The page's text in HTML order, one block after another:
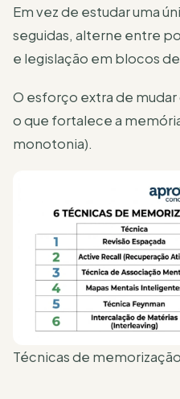
Em vez de estudar uma
seguidas, alterne entre
e legislação em blocos de
O esforço extra de
o que fortalece a
monotonia).
Técnicas de